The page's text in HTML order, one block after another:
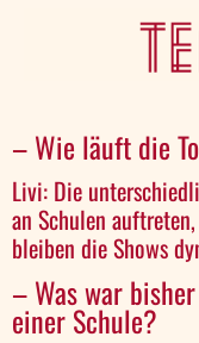
– Wie läuft die
Livi: Die
an Schulen
bleiben die Shows
– Was war
einer Schule?